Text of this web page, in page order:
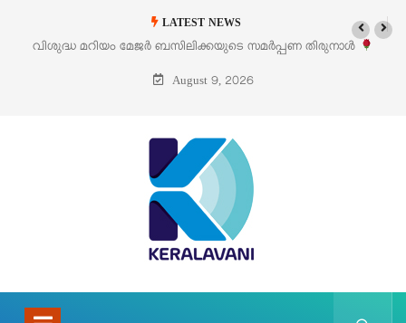
LATEST NEWS
വിശുദ്ധ മറിയം മേജർ ബസിലിക്കയുടെ സമർപ്പണ തിരുനാൾ
ഓഗസ്റ്റ് 5 –
August 9, 2026